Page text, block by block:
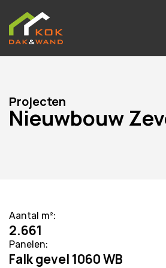
Projecten
Nieuwbouw
Aantal m²:
2.661
Panelen:
Falk gevel 1060 WB